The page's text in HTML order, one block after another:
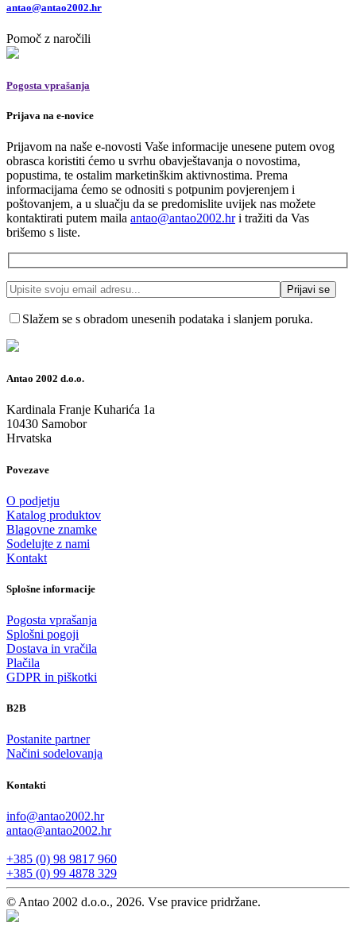
antao@antao2002.hr
Pomoč z naročili
Pogosta vprašanja
Prijava na e-novice
Prijavom na naše e-novosti Vaše informacije unesene putem ovog
obrasca koristiti ćemo u svrhu obavještavanja o novostima,
popustima, te ostalim marketinškim aktivnostima. Prema
informacijama ćemo se odnositi s potpunim povjerenjem i
poštovanjem, a u sluačju da se predomislite uvijek nas možete
kontaktirati putem maila antao@antao2002.hri tražiti da Vas
brišemo s liste.
Slažem se s obradom unesenih podataka i slanjem poruka.
Antao 2002 d.o.o.
Kardinala Franje Kuharića 1a
10430 Samobor
Hrvatska
Povezave
O podjetju
Katalog produktov
Blagovne znamke
Sodelujte z nami
Kontakt
Splošne informacije
Pogosta vprašanja
Splošni pogoji
Dostava in vračila
Plačila
GDPR in piškotki
B2B
Postanite partner
Načini sodelovanja
Kontakti
info@antao2002.hr
antao@antao2002.hr
+385 (0) 98 9817 960
+385 (0) 99 4878 329
© Antao 2002 d.o.o., 2026. Vse pravice pridržane.